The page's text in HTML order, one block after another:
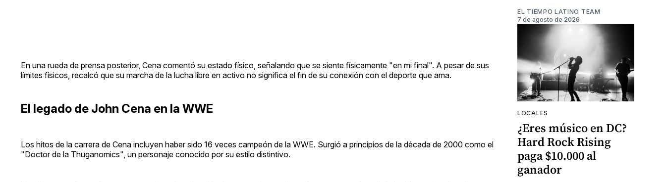
En una rueda de prensa posterior, Cena comentó su estado físico, señalando que se siente físicamente "en mi final". A pesar de sus
límites físicos, recalcó que su marcha de la lucha libre en activo no significa el fin de su conexión con el deporte que ama.
El legado de John Cena en la WWE
Los hitos de la carrera de Cena incluyen haber sido 16 veces campeón de la WWE. Surgió a principios de la década de 2000 como el
"Doctor de la Thuganomics", un personaje conocido por su estilo distintivo.
EL TIEMPO LATINO TEAM
7 de agosto de 2026
LOCALES
¿Eres músico en DC?
Hard Rock Rising
paga $10.000 al
ganador